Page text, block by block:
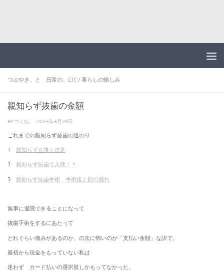
つぶやき、と 日常の、ETC/ 暮らしの愉しみ
親知らず抜歯の金額
BYつくね。 · 2023年3月29日
これまでの親知らず抜歯の道のり
1 親知らずを抜く決意
2 親知らず抜歯で入院！？
3 親知らず抜歯手術 手術後と顔の腫れ
無事に退院できることになって
抜歯手術をするにあたって
どれぐらい痛みがあるのか、の次に怖いのが「支払い金額」な訳で。
最初から現金をもっていない私は
迷わず カード払いの選択肢しかもってなかった。